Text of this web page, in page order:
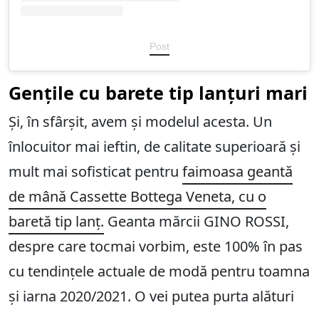
Post
Gențile cu barete tip lanțuri mari
Și, în sfârșit, avem și modelul acesta. Un
înlocuitor mai ieftin, de calitate superioară și
mult mai sofisticat pentru faimoasa geantă
de mână Cassette Bottega Veneta, cu o
baretă tip lanț. Geanta mărcii GINO ROSSI,
despre care tocmai vorbim, este 100% în pas
cu tendințele actuale de modă pentru toamna
și iarna 2020/2021. O vei putea purta alături